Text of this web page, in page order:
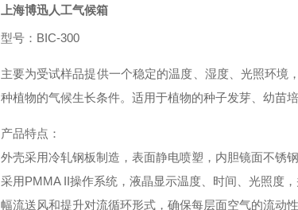
上海博迅人工气候箱
型号： BIC-300
主要为受试样品提供一个稳定的温度、湿度、光照环
种植物的气候生长条件。适用于植物的种子发芽、幼苗
产品特点：
外壳采用冷轧钢板制造，表面静电喷塑，内胆镜面不锈
采用PMMA II操作系统，液晶显示温度、时间、光照度
幅流送风和提升对流循环形式，确保每层面空气的流动